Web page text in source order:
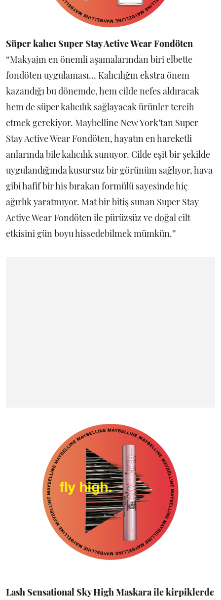
Süper kalıcı Super Stay Active Wear Fondöten
“Makyajın en önemli aşamalarından biri elbette
fondöten uygulaması… Kalıcılığın ekstra önem
kazandığı bu dönemde, hem cilde nefes aldıracak
hem de süper kalıcılık sağlayacak ürünler tercih
etmek gerekiyor. Maybelline New York’tan Super
Stay Active Wear Fondöten, hayatın en hareketli
anlarında bile kalıcılık sunuyor. Cilde eşit bir şekilde
uygulandığında kusursuz bir görünüm sağlıyor, hava
gibi hafif bir his bırakan formülü sayesinde hiç
ağırlık yaratmıyor. Mat bir bitiş sunan Super Stay
Active Wear Fondöten ile pürüzsüz ve doğal cilt
etkisini gün boyu hissedebilmek mümkün.”
Lash Sensational Sky High Maskara ile kirpiklerde